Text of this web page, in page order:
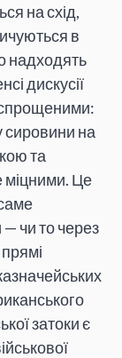
на схід,
в
надходять
дискусії
спрощеними:
сировини на
та
міцними. Це
чи то через
затоки є